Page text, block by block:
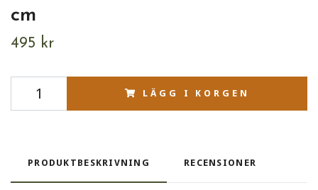
cm
495 kr
LÄGG I KORGEN
PRODUKTBESKRIVNING RECENSIONER